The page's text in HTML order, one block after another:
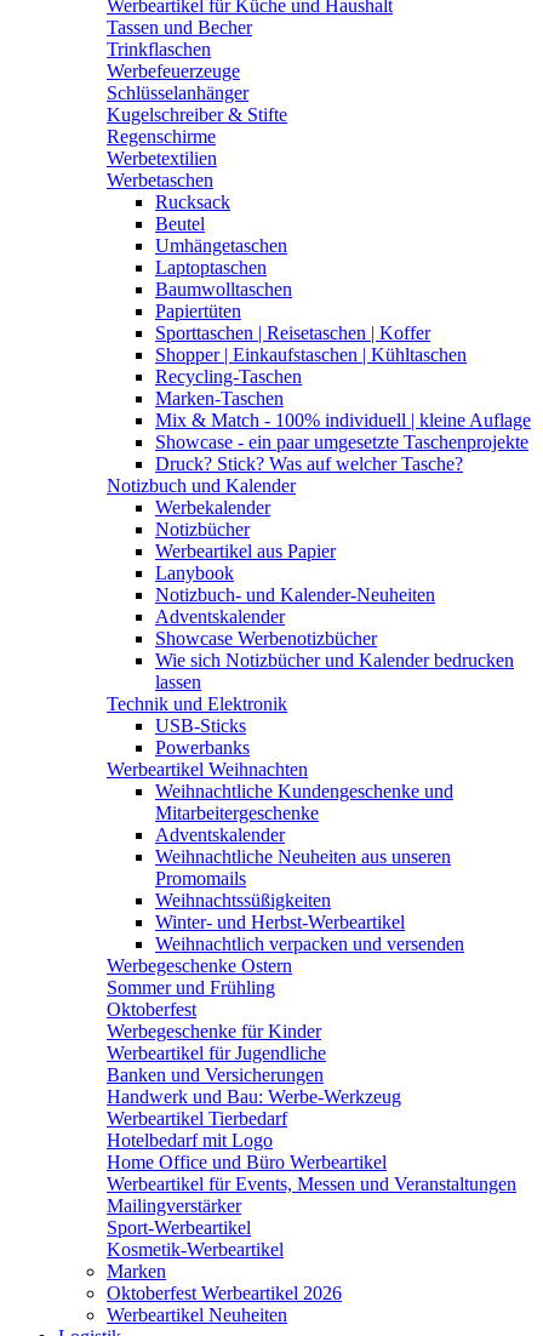
Werbeartikel für Küche und Haushalt
Tassen und Becher
Trinkflaschen
Werbefeuerzeuge
Schlüsselanhänger
Kugelschreiber & Stifte
Regenschirme
Werbetextilien
Werbetaschen
Rucksack
Beutel
Umhängetaschen
Laptoptaschen
Baumwolltaschen
Papiertüten
Sporttaschen | Reisetaschen | Koffer
Shopper | Einkaufstaschen | Kühltaschen
Recycling-Taschen
Marken-Taschen
Mix & Match - 100% individuell | kleine Auflage
Showcase - ein paar umgesetzte Taschenprojekte
Druck? Stick? Was auf welcher Tasche?
Notizbuch und Kalender
Werbekalender
Notizbücher
Werbeartikel aus Papier
Lanybook
Notizbuch- und Kalender-Neuheiten
Adventskalender
Showcase Werbenotizbücher
Wie sich Notizbücher und Kalender bedrucken
lassen
Technik und Elektronik
USB-Sticks
Powerbanks
Werbeartikel Weihnachten
Weihnachtliche Kundengeschenke und
Mitarbeitergeschenke
Adventskalender
Weihnachtliche Neuheiten aus unseren
Promomails
Weihnachtssüßigkeiten
Winter- und Herbst-Werbeartikel
Weihnachtlich verpacken und versenden
Werbegeschenke Ostern
Sommer und Frühling
Oktoberfest
Werbegeschenke für Kinder
Werbeartikel für Jugendliche
Banken und Versicherungen
Handwerk und Bau: Werbe-Werkzeug
Werbeartikel Tierbedarf
Hotelbedarf mit Logo
Home Office und Büro Werbeartikel
Werbeartikel für Events, Messen und Veranstaltungen
Mailingverstärker
Sport-Werbeartikel
Kosmetik-Werbeartikel
Marken
Oktoberfest Werbeartikel 2026
Werbeartikel Neuheiten